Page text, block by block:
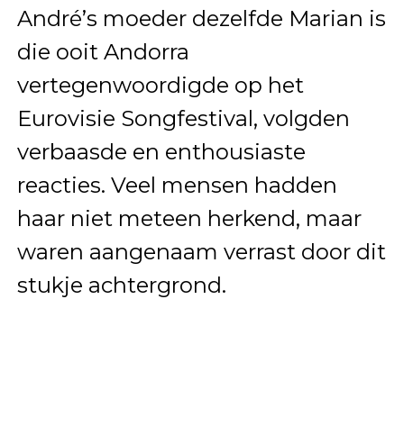
André’s moeder dezelfde Marian is
die ooit Andorra
vertegenwoordigde op het
Eurovisie Songfestival, volgden
verbaasde en enthousiaste
reacties. Veel mensen hadden
haar niet meteen herkend, maar
waren aangenaam verrast door dit
stukje achtergrond.